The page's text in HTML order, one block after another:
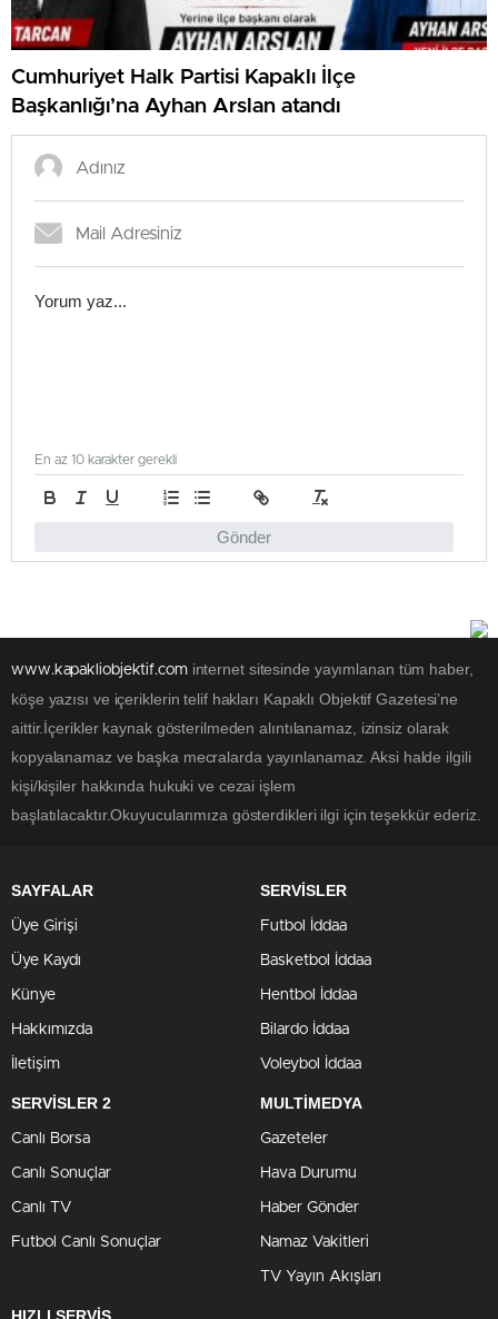
Cumhuriyet Halk Partisi Kapaklı İlçe
Başkanlığı’na Ayhan Arslan atandı
Gönder
En az 10 karakter gerekli
www.kapakliobjektif.cominternet sitesinde yayımlanan tüm haber,
köşe yazısı ve içeriklerin telif hakları Kapaklı Objektif Gazetesi’ne
aittir.İçerikler kaynak gösterilmeden alıntılanamaz, izinsiz olarak
kopyalanamaz ve başka mecralarda yayınlanamaz. Aksi halde ilgili
kişi/kişiler hakkında hukuki ve cezai işlem
başlatılacaktır.Okuyucularımıza gösterdikleri ilgi için teşekkür ederiz.
SAYFALAR
Üye Girişi
Üye Kaydı
Künye
Hakkımızda
İletişim
SERVİSLER
Futbol İddaa
Basketbol İddaa
Hentbol İddaa
Bilardo İddaa
Voleybol İddaa
SERVİSLER 2
Canlı Borsa
Canlı Sonuçlar
Canlı TV
Futbol Canlı Sonuçlar
MULTİMEDYA
Gazeteler
Hava Durumu
Haber Gönder
Namaz Vakitleri
TV Yayın Akışları